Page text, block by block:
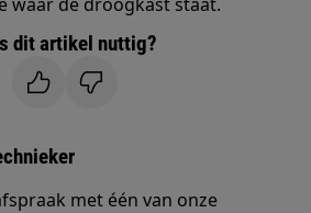
dit artikel nuttig?
met één van onze